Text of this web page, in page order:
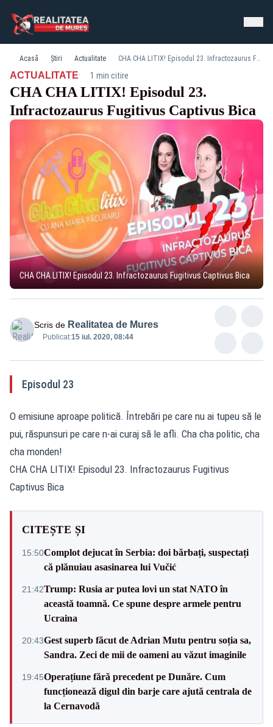
Acasă Știri Actualitate CHA CHA LITIX! Episodul 23. Infractozaurus Fugitivus Captivus Bica
ACTUALITATE· 1 min citire
CHA CHA LITIX! Episodul 23.
Infractozaurus Fugitivus Captivus Bica
CHA CHA LITIX! Episodul 23. Infractozaurus Fugitivus Captivus Bica
Scris de Realitatea de Mures
Publicat:15 iul. 2020, 08:44
Episodul 23
O emisiune aproape politică. Întrebări pe care nu ai tupeu să le
pui, răspunsuri pe care n-ai curaj să le afli. Cha cha politic, cha
cha monden!
CHA CHA LITIX! Episodul 23. Infractozaurus Fugitivus
Captivus Bica
CITEȘTE ȘI
15:50Complot dejucat în Serbia: doi bărbați, suspectați
că plănuiau asasinarea lui Vučić
21:42Trump: Rusia ar putea lovi un stat NATO în
această toamnă. Ce spune despre armele pentru
Ucraina
20:43Gest superb făcut de Adrian Mutu pentru soția sa,
Sandra. Zeci de mii de oameni au văzut imaginile
19:45Operațiune fără precedent pe Dunăre. Cum
funcționează digul din barje care ajută centrala de
la Cernavodă